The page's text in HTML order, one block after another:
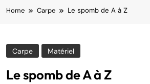
Home Carpe Le spomb de A à Z
Carpe Matériel
Le spomb de A à Z